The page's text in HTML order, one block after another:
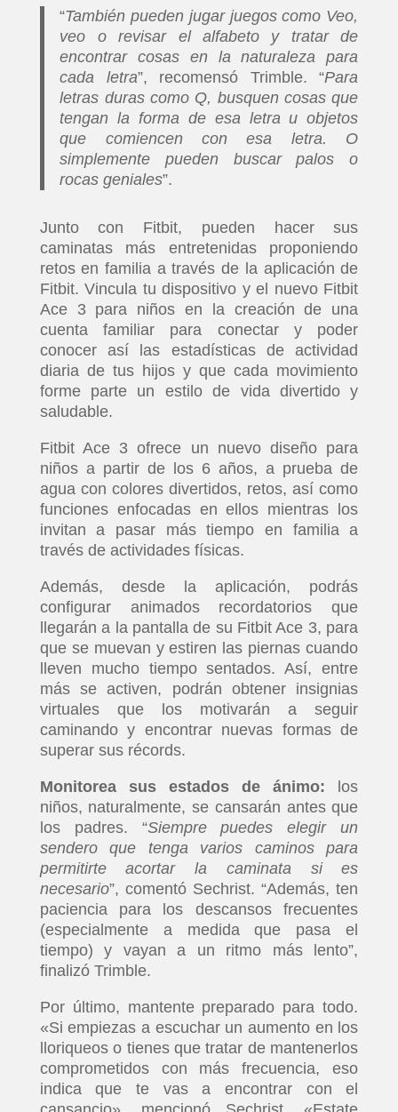
INICIO
PELICULAS
SERIES
TECNOVITOS
T-
PLUS
EVENTOS
“También pueden jugar juegos como Veo,
veo o revisar el alfabeto y tratar de
encontrar cosas en la naturaleza para
cada letra”, recomensó Trimble. “Para
letras duras como Q, busquen cosas que
tengan la forma de esa letra u objetos
que comiencen con esa letra. O
simplemente pueden buscar palos o
rocas geniales”.
Junto con Fitbit, pueden hacer sus
caminatas más entretenidas proponiendo
retos en familia a través de la aplicación de
Fitbit. Vincula tu dispositivo y el nuevo Fitbit
Ace 3 para niños en la creación de una
cuenta familiar para conectar y poder
conocer así las estadísticas de actividad
diaria de tus hijos y que cada movimiento
forme parte un estilo de vida divertido y
saludable.
Fitbit Ace 3 ofrece un nuevo diseño para
niños a partir de los 6 años, a prueba de
agua con colores divertidos, retos, así como
funciones enfocadas en ellos mientras los
invitan a pasar más tiempo en familia a
través de actividades físicas.
Además, desde la aplicación, podrás
configurar animados recordatorios que
llegarán a la pantalla de su Fitbit Ace 3, para
que se muevan y estiren las piernas cuando
lleven mucho tiempo sentados. Así, entre
más se activen, podrán obtener insignias
virtuales que los motivarán a seguir
caminando y encontrar nuevas formas de
superar sus récords.
Monitorea sus estados de ánimo:
los
niños, naturalmente, se cansarán antes que
los padres. “Siempre puedes elegir un
sendero que tenga varios caminos para
permitirte acortar la caminata si es
necesario”, comentó Sechrist. “Además, ten
paciencia para los descansos frecuentes
(especialmente a medida que pasa el
tiempo) y vayan a un ritmo más lento”,
finalizó Trimble.
Por último, mantente preparado para todo.
«Si empiezas a escuchar un aumento en los
lloriqueos o tienes que tratar de mantenerlos
comprometidos con más frecuencia, eso
indica que te vas a encontrar con el